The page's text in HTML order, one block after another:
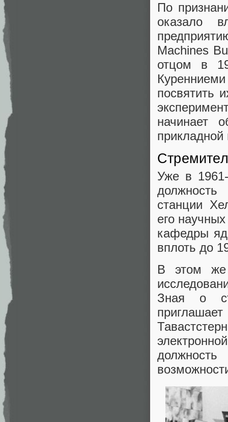
По
оказало
Machines
отцом в
посвятить
начинает
прикладной
Уже в
должность
станции
его
кафедры
вплоть до
В этом же
Зная о
должность